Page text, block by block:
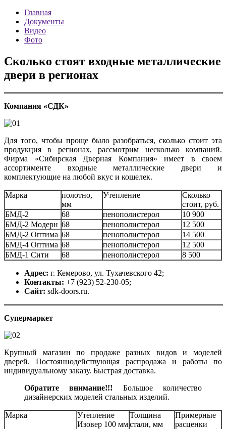
Главная
Документы
Видео
Фото
Сколько стоят входные металлические
двери в регионах
Компания «СДК»
Для того, чтобы проще было разобраться, сколько стоит эта
продукция в регионах, рассмотрим несколько компаний.
Фирма «Сибирская Дверная Компания» имеет в своем
ассортименте входные металлические двери и
комплектующие на любой вкус и кошелек.
Марка
полотно,
мм
Утепление
Сколько
стоит, руб.
БМД-2
68 пенополистерол
10 900
БМД-2 Модерн 68 пенополистерол
12 500
БМД-2 Оптима 68 пенополистерол
14 500
БМД-4 Оптима 68 пенополистерол
12 500
БМД-1 Сити
68 пенополистерол 8 500
Адрес: г. Кемерово, ул. Тухачевского 42;
Контакты: +7 (923) 52-230-05;
Сайт: sdk-doors.ru.
Супермаркет
Крупный магазин по продаже разных видов и моделей
дверей. Постояннодействующая распродажа и работы по
индивидуальному заказу. Быстрая доставка.
Обратите внимание!!! Большое количество
дизайнерских моделей стальных изделий.
Марка
Утепление
Изовер 100 мм
Толщина
стали, мм
Примерные
расценки